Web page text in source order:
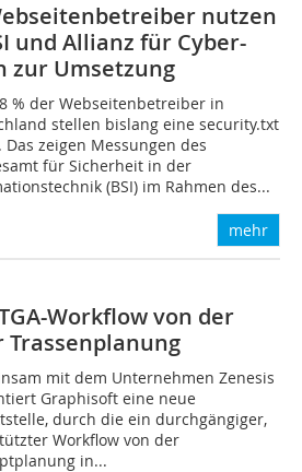
nutzen
und Allianz für Cyber-
zur Umsetzung
% der Webseitenbetreiber in
stellen bislang eine security.txt
Das zeigen Messungen des
für Sicherheit in der
(BSI) im Rahmen des...
mehr
Workflow von der
Trassenplanung
mit dem Unternehmen Zenesis
Graphisoft eine neue
durch die ein durchgängiger,
Workflow von der
in...